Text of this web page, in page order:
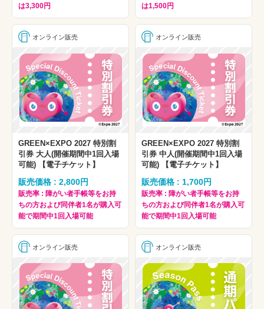
は3,300円
は1,500円
オンライン販売
GREEN×EXPO 2027 特別割
引券 大人(開催期間中1回入場
可能) 【電子チケット】
販売価格 : 2,800円
販売率 : 障がい者手帳等をお持
ちの方および同伴者1名が購入可
能で期間中1回入場可能
オンライン販売
GREEN×EXPO 2027 特別割
引券 中人(開催期間中1回入場
可能) 【電子チケット】
販売価格 : 1,700円
販売率 : 障がい者手帳等をお持
ちの方および同伴者1名が購入可
能で期間中1回入場可能
オンライン販売 オンライン販売